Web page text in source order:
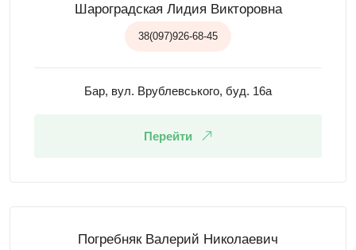
Шароградская Лидия Викторовна
38(097)926-68-45
Бар, вул. Врублевського, буд. 16а
Перейти
Погребняк Валерий Николаевич